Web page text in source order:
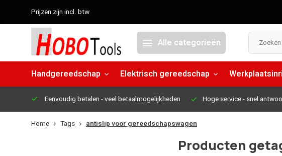
Prijzen zijn incl. btw
Alle categorieën
Handgereedschap Elektrisch gereedschap
Eenvoudig betalen - veel betaalmogelijkheden Hoge service- snel
Home Tags antislip voor gereedschapswagen
Producten